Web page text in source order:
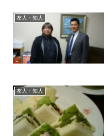
友人・知人
友人・知人